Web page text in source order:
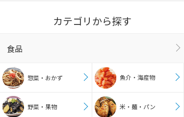
カテゴリから探す
食品
惣菜・おかず 魚介・海産物
野菜・果物 米・麺・パン